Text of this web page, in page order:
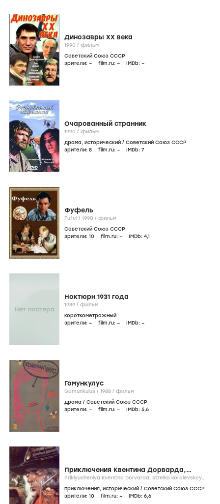
Динозавры ХХ века
1990 / фильм
Советский Союз СССР
зрители: – film.ru: – IMDb: –
Очарованный странник
1990 / фильм
драма, исторический / Советский Союз СССР
зрители: 8 film.ru: – IMDb: 7
Фуфель
Fufel / 1990 / фильм
Советский Союз СССР
зрители: 10 film.ru: – IMDb: 4,1
Ноктюрн 1931 года
1989 / фильм
короткометражный
зрители: – film.ru: – IMDb: –
Гомункулус
Gomunkulus / 1988 / фильм
драма / Советский Союз СССР
зрители: – film.ru: – IMDb: 5,6
Приключения Квентина Дорварда,
стрелка королевской гвардии
Priklyucheniya Kventina Dorvarda, strelka korolevskoy
приключения, исторический / Советский Союз СССР
зрители: 10 film.ru: – IMDb: 6,6